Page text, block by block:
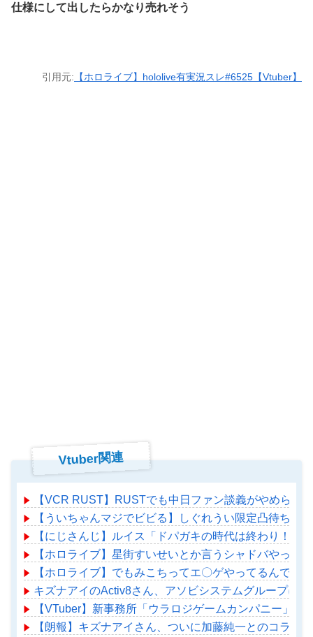
仕様にして出したらかなり売れそう
引用元: 【ホロライブ】hololive有実況スレ#6525【Vtuber】
Vtuber関連
【VCR RUST】RUSTでも中日ファン談義がやめられ
【ういちゃんマジでビビる】しぐれうい限定凸待ち（
【にじさんじ】ルイス「ドパガキの時代は終わり！セ
【ホロライブ】星街すいせいとか言うシャドバやっ
【ホロライブ】でもみこちってエ〇ゲやってるんで
キズナアイのActiv8さん、アソビシステムグループに
【VTuber】新事務所「ウラロジゲームカンパニー」
【朗報】キズナアイさん、ついに加藤純一とのコラボ